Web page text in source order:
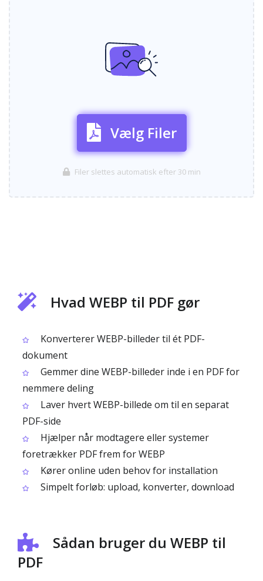
Vælg Filer
Filer slettes automatisk efter 30 min
Hvad WEBP til PDF gør
Konverterer WEBP-billeder til ét PDF-
dokument
Gemmer dine WEBP-billeder inde i en PDF for
nemmere deling
Laver hvert WEBP-billede om til en separat
PDF-side
Hjælper når modtagere eller systemer
foretrækker PDF frem for WEBP
Kører online uden behov for installation
Simpelt forløb: upload, konverter, download
Sådan bruger du WEBP til
PDF